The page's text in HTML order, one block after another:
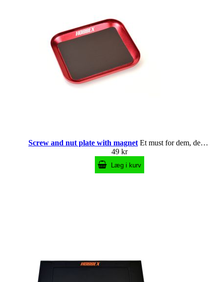
Screw and nut plate with magnet Et must for dem, der skruer meget RC
49 kr
Læg i kurv